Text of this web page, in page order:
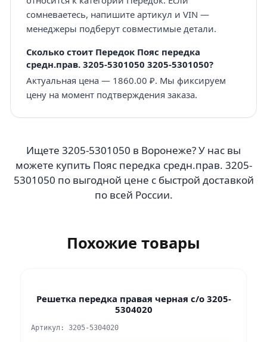
сомневаетесь, напишите артикул и VIN —
менеджеры подберут совместимые детали.
Сколько стоит Передок Пояс передка
средн.прав. 3205-5301050 3205-5301050?
Актуальная цена — 1860.00 ₽. Мы фиксируем
цену на момент подтверждения заказа.
Ищете 3205-5301050 в Воронеже? У нас вы
можете купить Пояс передка средн.прав. 3205-
5301050 по выгодной цене с быстрой доставкой
по всей России.
Похожие товары
Решетка передка правая черная с/о 3205-
5304020
Артикул: 3205-5304020